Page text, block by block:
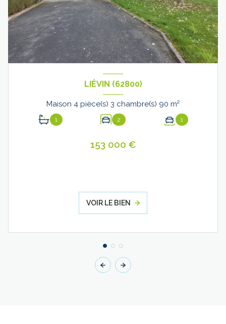
LIÉVIN (62800)
Maison 4 pièce(s) 3 chambre(s) 90 m²
1 2 1
153 000 €
VOIR LE BIEN